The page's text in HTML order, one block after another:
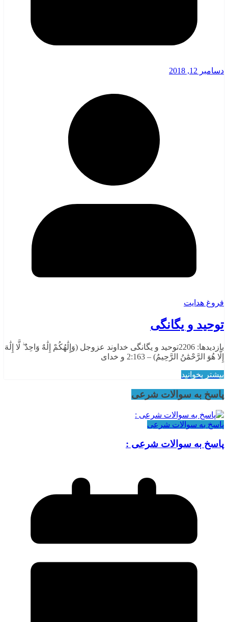
دسامبر 12, 2018
فروغ هدایت
توحید و یگانگی
بازدیدها: 2206توحید و یگانگی خداوند عزوجل (وَإِلَٰهُكُمْ إِلَٰهٌ وَاحِدٌ ۖ لَّا إِلَٰهَ
إِلَّا هُوَ الرَّحْمَٰنُ الرَّحِيمُ) – 2:163 و خدای
بیشتر بخوانید
پاسخ به سوالات شرعی
پاسخ به سوالات شرعی
پاسخ به سوالات شرعی :